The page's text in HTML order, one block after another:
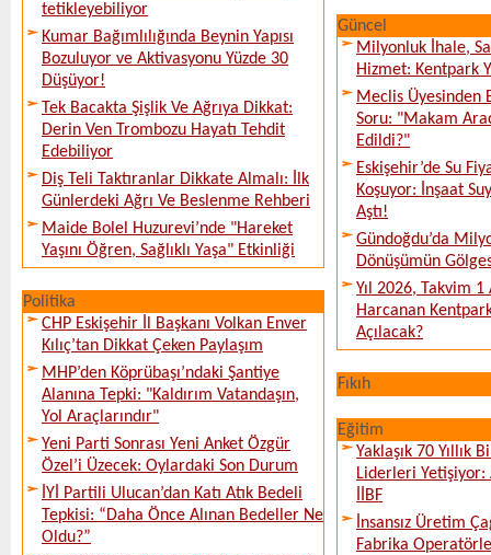
tetikleyebiliyor
Kumar Bağımlılığında Beynin Yapısı
Bozuluyor ve Aktivasyonu Yüzde 30
Düşüyor!
Tek Bacakta Şişlik Ve Ağrıya Dikkat:
Derin Ven Trombozu Hayatı Tehdit
Edebiliyor
Diş Teli Taktıranlar Dikkate Almalı: İlk
Günlerdeki Ağrı Ve Beslenme Rehberi
Maide Bolel Huzurevi’nde "Hareket
Yaşını Öğren, Sağlıklı Yaşa" Etkinliği
Politika
CHP Eskişehir İl Başkanı Volkan Enver
Kılıç’tan Dikkat Çeken Paylaşım
MHP’den Köprübaşı’ndaki Şantiye
Alanına Tepki: "Kaldırım Vatandaşın,
Yol Araçlarındır"
Yeni Parti Sonrası Yeni Anket Özgür
Özel’i Üzecek: Oylardaki Son Durum
İYİ Partili Ulucan’dan Katı Atık Bedeli
Tepkisi: “Daha Önce Alınan Bedeller Ne
Oldu?”
Güncel
Milyonluk İhale,
Hizmet: Kentpark
Meclis Üyesinden
Soru: "Makam
Edildi?"
Eskişehir’de Su
Koşuyor: İnşaat
Aştı!
Gündoğdu’da
Dönüşümün
Yıl 2026, Takvim
Harcanan
Açılacak?
Fıkıh
Eğitim
Yaklaşık 70 Yıllık
Liderleri
İİBF
İnsansız Üretim
Fabrika